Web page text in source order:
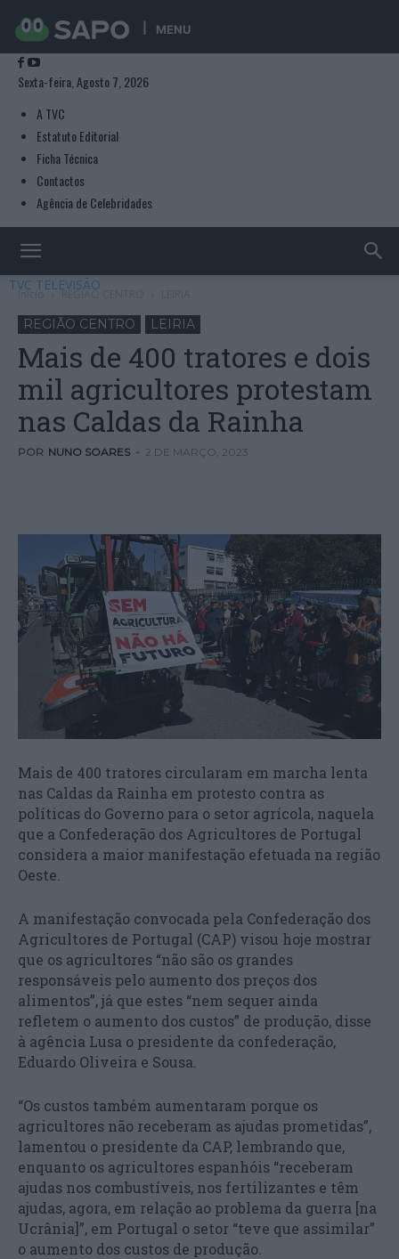
MENU
Sexta-feira, Agosto 7, 2026
A TVC
Estatuto Editorial
Ficha Técnica
Contactos
Agência de Celebridades
TVC TELEVISÃO
Início REGIÃO CENTRO
REGIÃO CENTRO LEIRIA
Mais de 400 tratores e dois
mil agricultores protestam
nas Caldas da Rainha
POR NUNO SOARES - 2 DE MARÇO, 2023
Mais de 400 tratores circularam em marcha lenta
nas Caldas da Rainha em protesto contra as
políticas do Governo para o setor agrícola, naquela
que a Confederação dos Agricultores de Portugal
considera a maior manifestação efetuada na região
Oeste.
A manifestação convocada pela Confederação dos
Agricultores de Portugal (CAP) visou hoje mostrar
que os agricultores “não são os grandes
responsáveis pelo aumento dos preços dos
alimentos”, já que estes “nem sequer ainda
refletem o aumento dos custos” de produção, disse
à agência Lusa o presidente da confederação,
Eduardo Oliveira e Sousa.
“Os custos também aumentaram porque os
agricultores não receberam as ajudas prometidas”,
lamentou o presidente da CAP, lembrando que,
enquanto os agricultores espanhóis “receberam
ajudas nos combustíveis, nos fertilizantes e têm
ajudas, agora, em relação ao problema da guerra [na
Ucrânia]”, em Portugal o setor “teve que assimilar”
o aumento dos custos de produção.